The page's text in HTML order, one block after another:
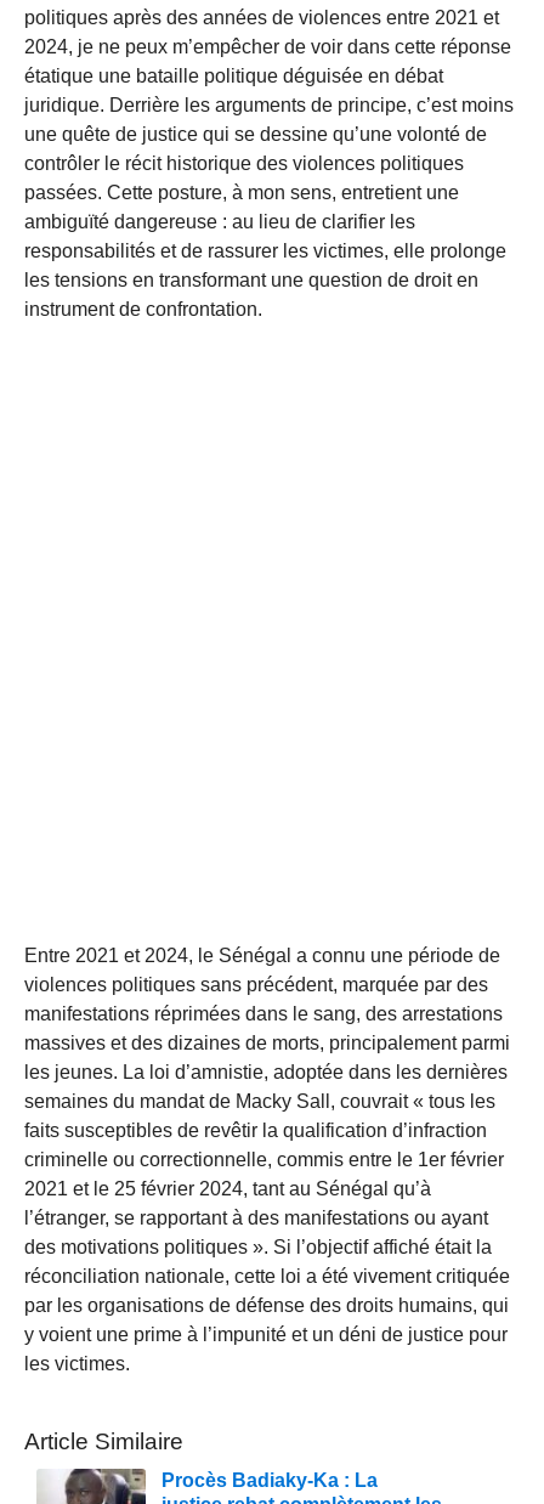
politiques après des années de violences entre 2021 et
2024, je ne peux m’empêcher de voir dans cette réponse
étatique une bataille politique déguisée en débat
juridique. Derrière les arguments de principe, c’est moins
une quête de justice qui se dessine qu’une volonté de
contrôler le récit historique des violences politiques
passées. Cette posture, à mon sens, entretient une
ambiguïté dangereuse : au lieu de clarifier les
responsabilités et de rassurer les victimes, elle prolonge
les tensions en transformant une question de droit en
instrument de confrontation.
Entre 2021 et 2024, le Sénégal a connu une période de
violences politiques sans précédent, marquée par des
manifestations réprimées dans le sang, des arrestations
massives et des dizaines de morts, principalement parmi
les jeunes. La loi d’amnistie, adoptée dans les dernières
semaines du mandat de Macky Sall, couvrait « tous les
faits susceptibles de revêtir la qualification d’infraction
criminelle ou correctionnelle, commis entre le 1er février
2021 et le 25 février 2024, tant au Sénégal qu’à
l’étranger, se rapportant à des manifestations ou ayant
des motivations politiques ». Si l’objectif affiché était la
réconciliation nationale, cette loi a été vivement critiquée
par les organisations de défense des droits humains, qui
y voient une prime à l’impunité et un déni de justice pour
les victimes.
Article Similaire
Procès Badiaky-Ka : La